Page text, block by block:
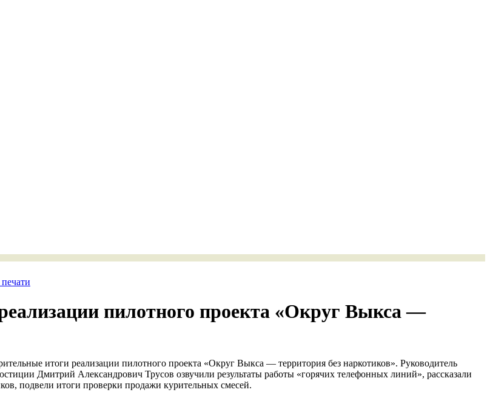
печати
пилотного проекта «Округ Выкса —
итоги реализации пилотного проекта «Округ Выкса — территория без наркотиков». Руководитель
Дмитрий Александрович Трусов озвучили результаты работы «горячих телефонных линий», рассказали
подвели итоги проверки продажи курительных смесей.